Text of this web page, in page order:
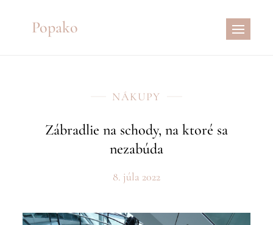
Popako
NÁKUPY
Zábradlie na schody, na ktoré sa
nezabúda
8. júla 2022